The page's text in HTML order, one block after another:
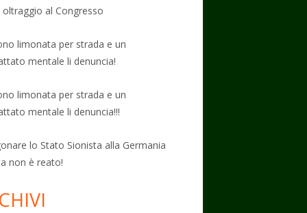
oltraggio al Congresso
limonata per strada e un
mentale li denuncia!
limonata per strada e un
mentale li denuncia!!!
lo Stato Sionista alla Germania
non è reato!